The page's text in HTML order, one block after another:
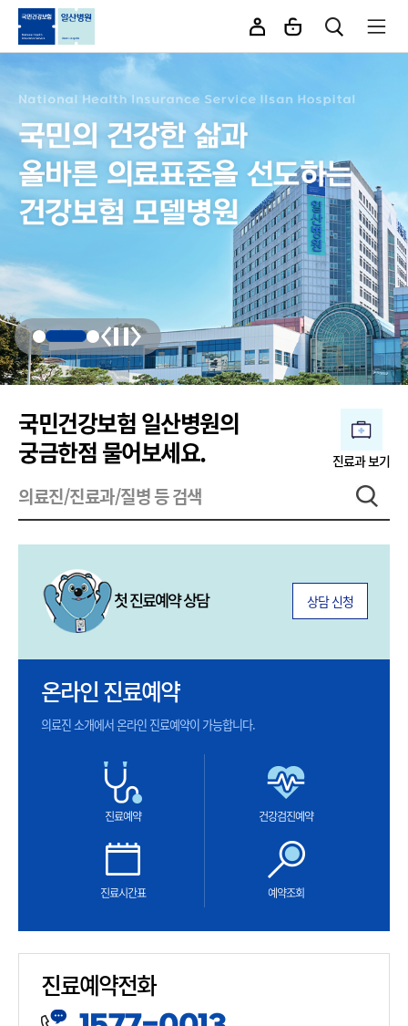
정지
국민건강보험 일산병원의
궁금한점 물어보세요.
진료과 보기
온라인 진료예약
의료진 소개에서 온라인 진료예약이 가능합니다.
진료예약 건강검진예약
진료시간표 예약조회
첫 진료예약 상담 상담 신청
진료예약전화